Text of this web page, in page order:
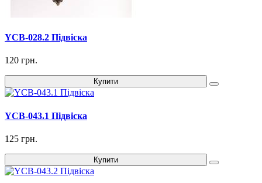
YCB-028.2 Підвіска
120 грн.
Купити
YCB-043.1 Підвіска
125 грн.
Купити